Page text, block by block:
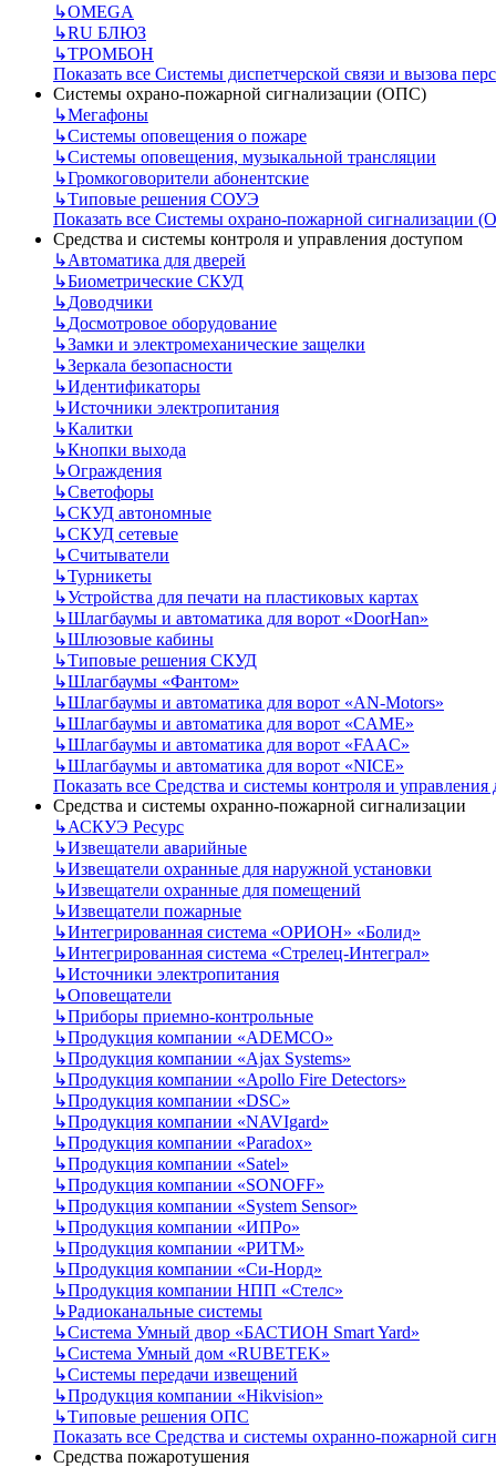
↳OMEGA
↳RU БЛЮЗ
↳ТРОМБОН
Показать все Системы диспетчерской связи и вызова
Системы охрано-пожарной сигнализации (ОПС)
↳Мегафоны
↳Системы оповещения о пожаре
↳Системы оповещения, музыкальной трансляции
↳Громкоговорители абонентские
↳Типовые решения СОУЭ
Показать все Системы охрано-пожарной сигнализации
Средства и системы контроля и управления доступом
↳Автоматика для дверей
↳Биометрические СКУД
↳Доводчики
↳Досмотровое оборудование
↳Замки и электромеханические защелки
↳Зеркала безопасности
↳Идентификаторы
↳Источники электропитания
↳Калитки
↳Кнопки выхода
↳Ограждения
↳Светофоры
↳СКУД автономные
↳СКУД сетевые
↳Считыватели
↳Турникеты
↳Устройства для печати на пластиковых картах
↳Шлагбаумы и автоматика для ворот «DoorHan»
↳Шлюзовые кабины
↳Типовые решения СКУД
↳Шлагбаумы «Фантом»
↳Шлагбаумы и автоматика для ворот «AN-Motors»
↳Шлагбаумы и автоматика для ворот «CAME»
↳Шлагбаумы и автоматика для ворот «FAAC»
↳Шлагбаумы и автоматика для ворот «NICE»
Показать все Средства и системы контроля и управления
Средства и системы охранно-пожарной сигнализации
↳АСКУЭ Ресурс
↳Извещатели аварийные
↳Извещатели охранные для наружной установки
↳Извещатели охранные для помещений
↳Извещатели пожарные
↳Интегрированная система «ОРИОН» «Болид»
↳Интегрированная система «Стрелец-Интеграл»
↳Источники электропитания
↳Оповещатели
↳Приборы приемно-контрольные
↳Продукция компании «ADEMCO»
↳Продукция компании «Ajax Systems»
↳Продукция компании «Apollo Fire Detectors»
↳Продукция компании «DSC»
↳Продукция компании «NAVIgard»
↳Продукция компании «Paradox»
↳Продукция компании «Satel»
↳Продукция компании «SONOFF»
↳Продукция компании «System Sensor»
↳Продукция компании «ИПРо»
↳Продукция компании «РИТМ»
↳Продукция компании «Си-Норд»
↳Продукция компании НПП «Стелс»
↳Радиоканальные системы
↳Система Умный двор «БАСТИОН Smart Yard»
↳Система Умный дом «RUBETEK»
↳Системы передачи извещений
↳Продукция компании «Hikvision»
↳Типовые решения ОПС
Показать все Средства и системы охранно-пожарной
Средства пожаротушения